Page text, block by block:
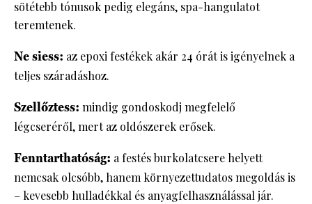
sötétebb tónusok pedig elegáns, spa-hangulatot
teremtenek.
Ne siess: az epoxi festékek akár 24 órát is igényelnek a
teljes száradáshoz.
Szellőztess: mindig gondoskodj megfelelő
légcseréről, mert az oldószerek erősek.
Fenntarthatóság: a festés burkolatcsere helyett
nemcsak olcsóbb, hanem környezettudatos megoldás is
– kevesebb hulladékkal és anyagfelhasználással jár.